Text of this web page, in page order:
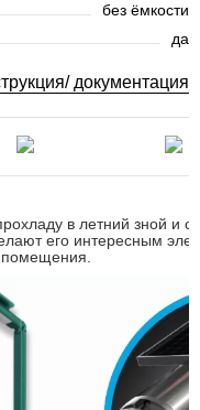
без ёмкости
да
документация
в летний зной и
его интересным
помещения.